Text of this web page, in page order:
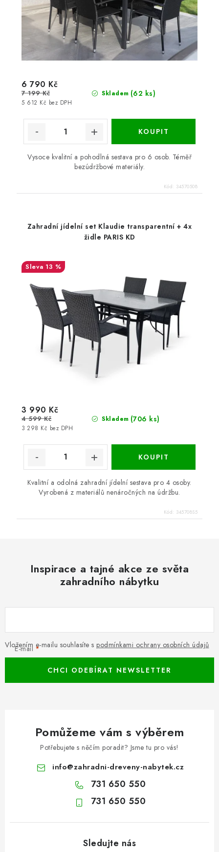
Skladem (62 ks)
5 612 Kč bez DPH
6 790 Kč
7 199 Kč
Vysoce kvalitní a pohodlná sestava pro 6 osob. Téměř
bezúdržbové materiály.
Kód: 34570508
Zahradní jídelní set Klaudie transparentní + 4x
židle PARIS KD
13 %
Skladem (706 ks)
3 298 Kč bez DPH
3 990 Kč
4 599 Kč
Kvalitní a odolná zahradní jídelní sestava pro 4 osoby.
Vyrobená z materiálů nenáročných na údržbu.
Kód: 345708S5
Inspirace a tajné akce ze světa
zahradního nábytku
E-mail
Vložením e-mailu souhlasíte s podmínkami ochrany osobních údajů
CHCI ODEBÍRAT NEWSLETTER
Pomůžeme vám s výběrem
Potřebujete s něčím poradit? Jsme tu pro vás!
info@zahradni-dreveny-nabytek.cz
731 650 550
731 650 550